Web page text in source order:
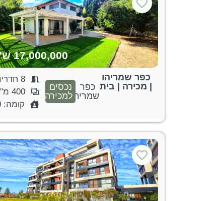
17,000,000 ש"ח
כפר שמריהו
| מכירה | בית כפר
שמריהו
נכסים
למכירה
8 חדרים
400 מ"ר
קומה: 0